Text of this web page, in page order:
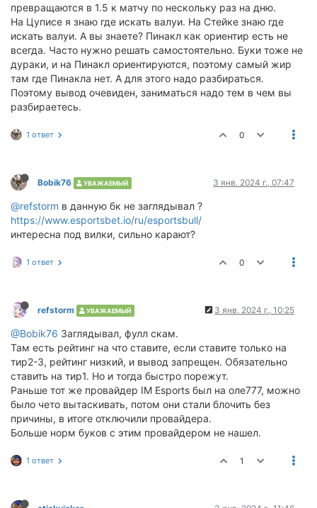
превращаются в 1.5 к матчу по нескольку раз на дню.
На Цуписе я знаю где искать валуи. На Стейке знаю где
искать валуи. А вы знаете? Пинакл как ориентир есть не
всегда. Часто нужно решать самостоятельно. Буки тоже не
дураки, и на Пинакл ориентируются, поэтому самый жир
там где Пинакла нет. А для этого надо разбираться.
Поэтому вывод очевиден, заниматься надо тем в чем вы
разбираетесь.
1 ответ 0
Bobik76 УВАЖАЕМЫЙ 3 янв. 2024 г., 07:47
@refstorm в данную бк не заглядывал ?
https://www.esportsbet.io/ru/esportsbull/
интересна под вилки, сильно карают?
1 ответ 0
refstorm УВАЖАЕМЫЙ 3 янв. 2024 г., 10:25
@Bobik76 Заглядывал, фулл скам.
Там есть рейтинг на что ставите, если ставите только на
тир2-3, рейтинг низкий, и вывод запрещен. Обязательно
ставить на тир1. Но и тогда быстро порежут.
Раньше тот же провайдер IM Esports был на оле777, можно
было чето вытаскивать, потом они стали блочить без
причины, в итоге отключили провайдера.
Больше норм буков с этим провайдером не нашел.
1 ответ 1